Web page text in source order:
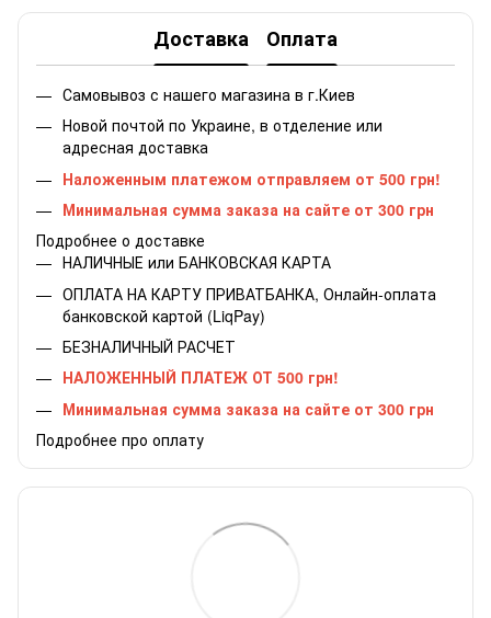
Доставка Оплата
Самовывоз с нашего магазина в г.Киев
Новой почтой по Украине, в отделение или
адресная доставка
Наложенным платежом отправляем от 500 грн!
Минимальная сумма заказа на сайте от 300 грн
Подробнее о доставке
НАЛИЧНЫЕ или БАНКОВСКАЯ КАРТА
ОПЛАТА НА КАРТУ ПРИВАТБАНКА, Онлайн-оплата
банковской картой (LiqPay)
БЕЗНАЛИЧНЫЙ РАСЧЕТ
НАЛОЖЕННЫЙ ПЛАТЕЖ ОТ 500 грн!
Минимальная сумма заказа на сайте от 300 грн
Подробнее про оплату